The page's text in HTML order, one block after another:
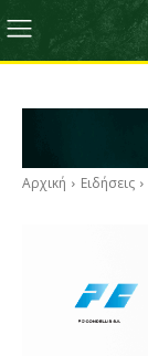
Αρχική Ειδήσεις